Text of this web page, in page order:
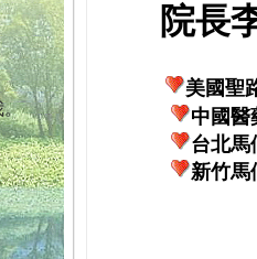
。
院長李
美國聖
中國醫
台北馬
新竹馬